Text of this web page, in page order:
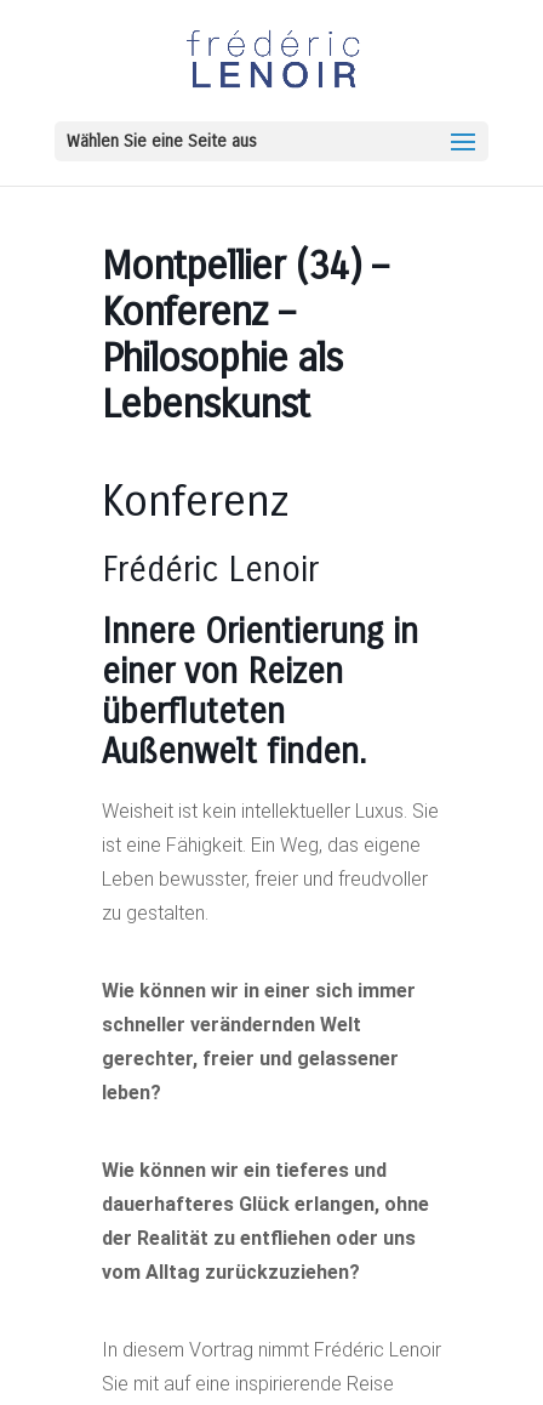
Wählen Sie eine Seite aus
Montpellier (34) –
Konferenz –
Philosophie als
Lebenskunst
Konferenz
Frédéric Lenoir
Innere Orientierung in
einer von Reizen
überfluteten
Außenwelt finden.
Weisheit ist kein intellektueller Luxus. Sie
ist eine Fähigkeit. Ein Weg, das eigene
Leben bewusster, freier und freudvoller
zu gestalten.
Wie können wir in einer sich immer
schneller verändernden Welt
gerechter, freier und gelassener
leben?
Wie können wir ein tieferes und
dauerhafteres Glück erlangen, ohne
der Realität zu entfliehen oder uns
vom Alltag zurückzuziehen?
In diesem Vortrag nimmt Frédéric Lenoir
Sie mit auf eine inspirierende Reise